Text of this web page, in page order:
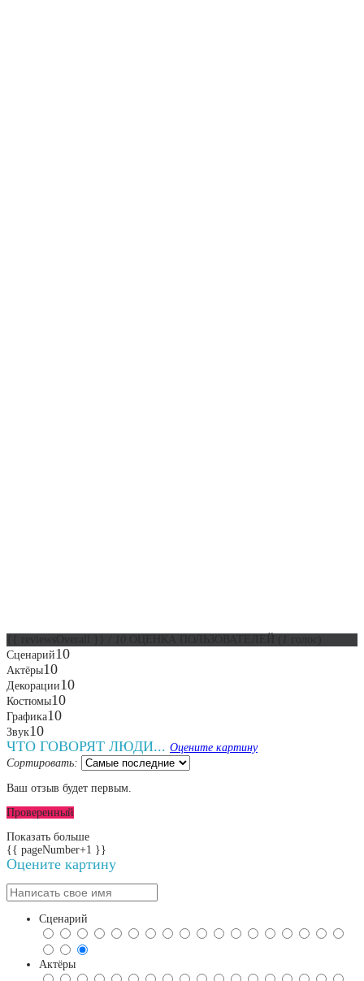
Сценарий10
Актёры10
Декорации10
Костюмы10
Графика10
Звук10
ЧТО ГОВОРЯТ ЛЮДИ... Оцените картину
Сортировать:
Ваш отзыв будет первым.
Проверенный
Показать больше
{{ pageNumber+1 }}
Оцените картину
Сценарий
Актёры